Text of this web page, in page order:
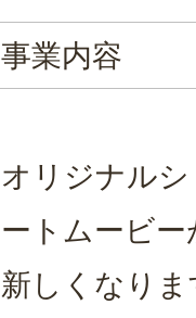
事業内容
オリジナル
ートムービー
新しくなりま